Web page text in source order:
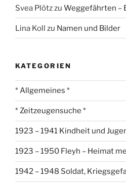
Svea Plötzzu Weggefährten –
Lina Koll zu Namen und Bilder
KATEGORIEN
* Allgemeines *
* Zeitzeugensuche *
1923 – 1941 Kindheit und
1923 – 1950 Fleyh – Heimat
1942 – 1948 Soldat,